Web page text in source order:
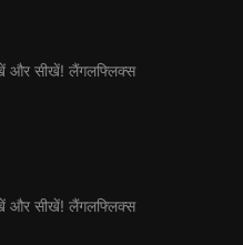
और सीखें! लैंगलफ्लिक्स
और सीखें! लैंगलफ्लिक्स